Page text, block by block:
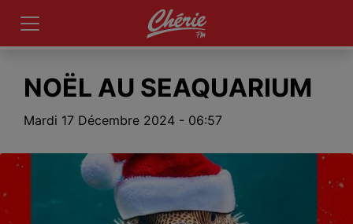
NOËL AU SEAQUARIUM
Mardi 17 Décembre 2024 - 06:57